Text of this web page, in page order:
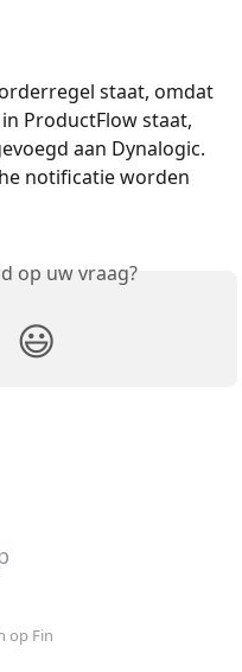
staat, omdat
ProductFlow staat,
aan Dynalogic.
notificatie worden
op uw vraag?
😃
op Fin